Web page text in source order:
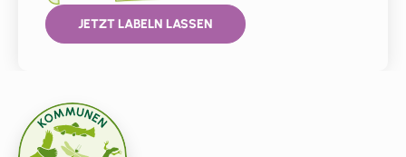
JETZT LABELN LASSEN